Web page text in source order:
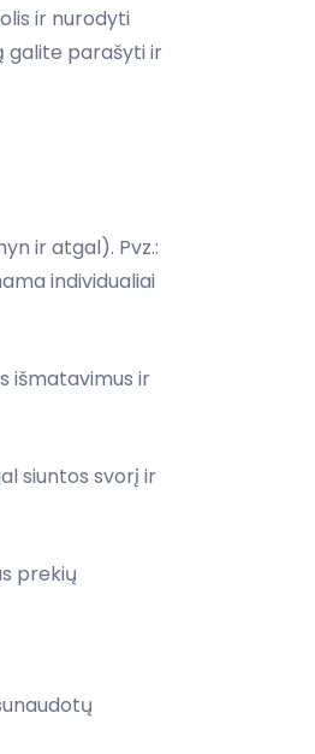
ir nurodyti
galite parašyti ir
ir atgal). Pvz.:
individualiai
išmatavimus ir
siuntos svorį ir
prekių